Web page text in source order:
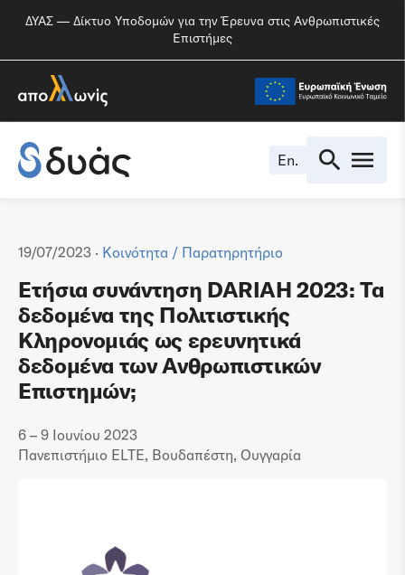
ΔΥΑΣ — Δίκτυο Υποδομών για την Έρευνα στις Ανθρωπιστικές
Επιστήμες
En.
19/07/2023 · Κοινότητα / Παρατηρητήριο
Ετήσια συνάντηση DARIAH 2023: Τα
δεδομένα της Πολιτιστικής
Κληρονομιάς ως ερευνητικά
δεδομένα των Ανθρωπιστικών
Επιστημών;
6 – 9 Ιουνίου 2023
Πανεπιστήμιο ELTE, Βουδαπέστη, Ουγγαρία